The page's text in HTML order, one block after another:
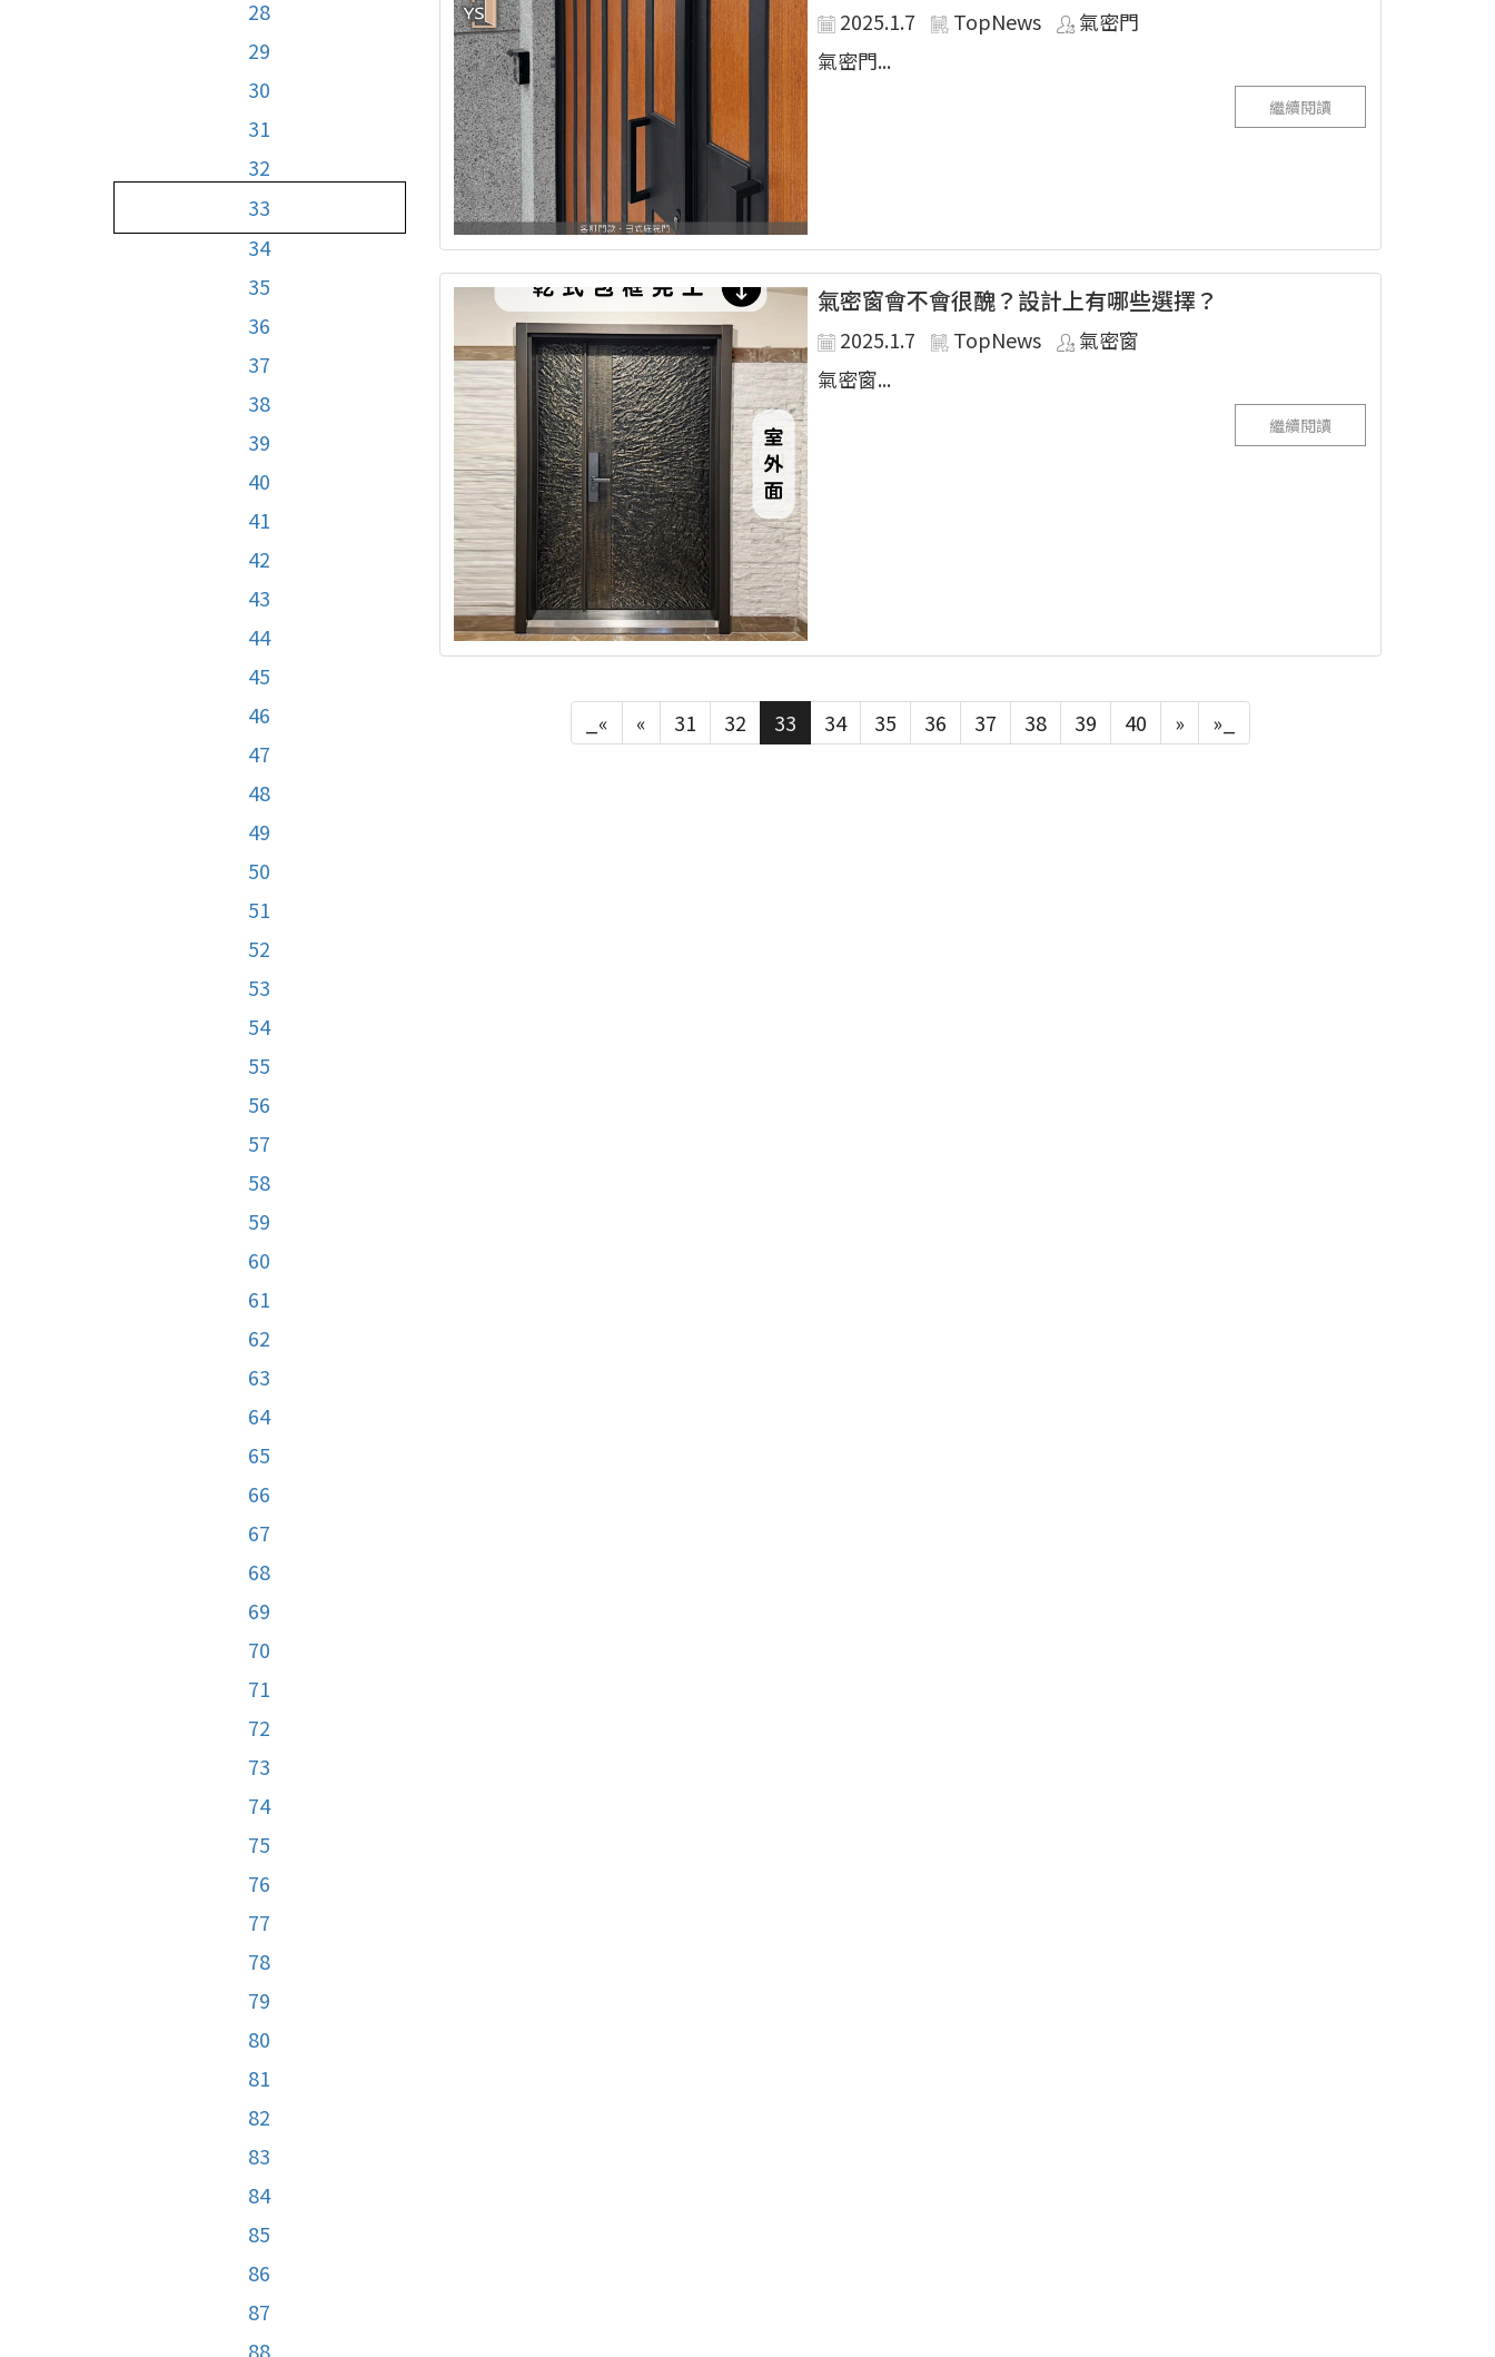
28
29
30
31
32
33
34
35
36
37
38
39
40
41
42
43
44
45
46
47
48
49
50
51
52
53
54
55
56
57
58
59
60
61
62
63
64
65
66
67
68
69
70
71
72
73
74
75
76
77
78
79
80
81
82
83
84
85
86
87
88
2025.1.7 TopNews
氣密門
氣密門...
繼續閱讀
氣密窗會不會很醜？設計上有哪些選擇？
2025.1.7 TopNews
氣密窗
氣密窗...
繼續閱讀
_« « 31 32 33 34 35 36 37 38 39 40 » »_